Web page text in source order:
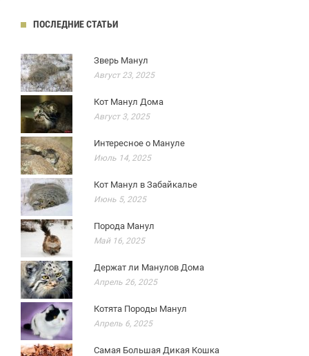
ПОСЛЕДНИЕ СТАТЬИ
Зверь Манул
Август 23, 2025
Кот Манул Дома
Август 3, 2025
Интересное о Мануле
Июль 14, 2025
Кот Манул в Забайкалье
Июнь 5, 2025
Порода Манул
Май 16, 2025
Держат ли Манулов Дома
Апрель 26, 2025
Котята Породы Манул
Апрель 6, 2025
Самая Большая Дикая Кошка